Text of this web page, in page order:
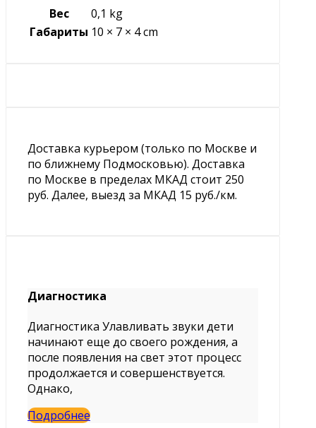
Вес
0,1 kg
Габариты 10 × 7 × 4 cm
Доставка курьером (только по Москве и
по ближнему Подмосковью). Доставка
по Москве в пределах МКАД стоит 250
руб. Далее, выезд за МКАД 15 руб./км.
Диагностика
Диагностика Улавливать звуки дети
начинают еще до своего рождения, а
после появления на свет этот процесс
продолжается и совершенствуется.
Однако,
Подробнее